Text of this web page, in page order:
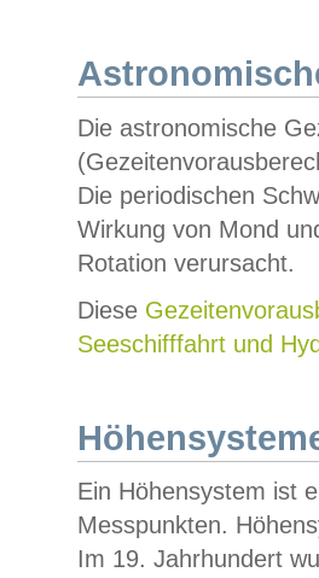
Die astronomische
Die periodischen
Wirkung von Mond
Rotation verursacht.
Diese
Seeschifffahrt und
Ein Höhensystem ist
Messpunkten.
Im 19. Jahrhundert